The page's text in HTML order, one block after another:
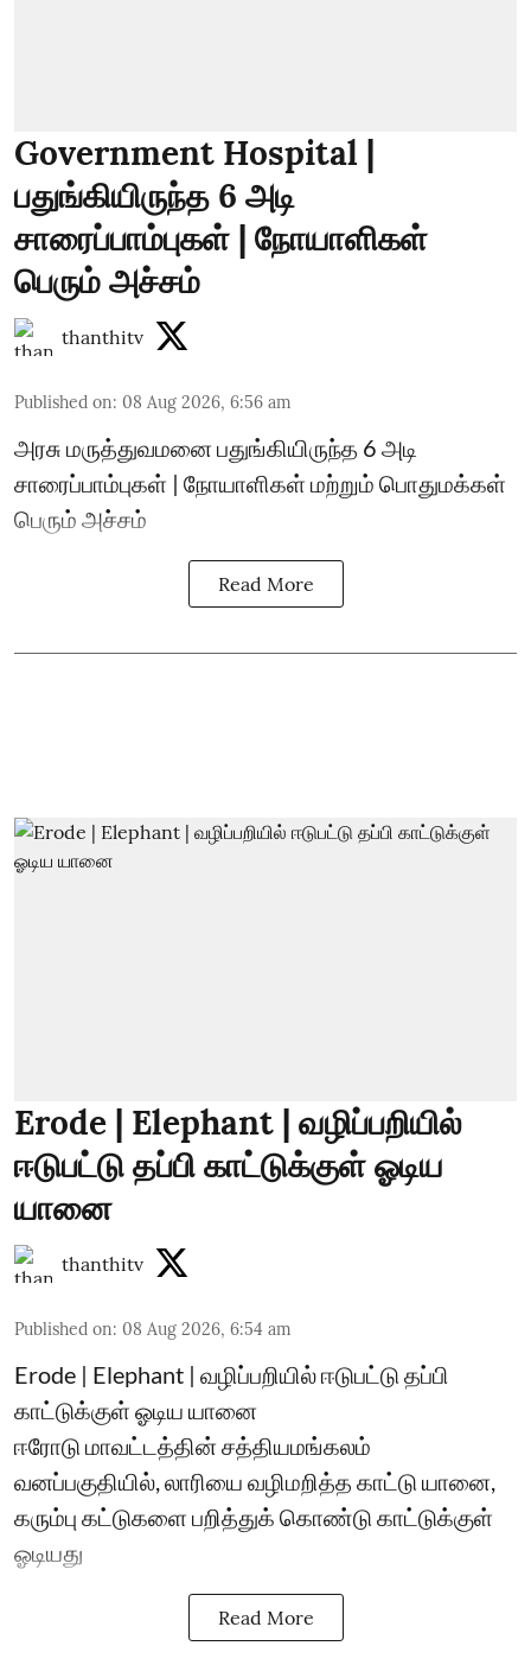
Government Hospital |
பதுங்கியிருந்த 6 அடி
சாரைப்பாம்புகள் | நோயாளிகள்
பெரும் அச்சம்
thanthitv
Published on: 08 Aug 2026, 6:56 am
அரசு மருத்துவமனை பதுங்கியிருந்த 6 அடி
சாரைப்பாம்புகள் | நோயாளிகள் மற்றும் பொதுமக்கள்
பெரும் அச்சம்
Read More
Erode | Elephant | வழிப்பறியில்
ஈடுபட்டு தப்பி காட்டுக்குள் ஓடிய
யானை
thanthitv
Published on: 08 Aug 2026, 6:54 am
Erode | Elephant | வழிப்பறியில் ஈடுபட்டு தப்பி
காட்டுக்குள் ஓடிய யானை
ஈரோடு மாவட்டத்தின் சத்தியமங்கலம்
வனப்பகுதியில், லாரியை வழிமறித்த காட்டு யானை,
கரும்பு கட்டுகளை பறித்துக் கொண்டு காட்டுக்குள்
ஓடியது
Read More